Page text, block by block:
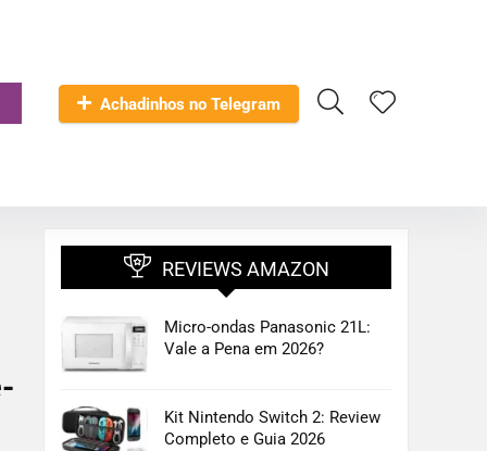
Achadinhos no Telegram
REVIEWS AMAZON
Micro-ondas Panasonic 21L:
Vale a Pena em 2026?
Kit Nintendo Switch 2: Review
Completo e Guia 2026